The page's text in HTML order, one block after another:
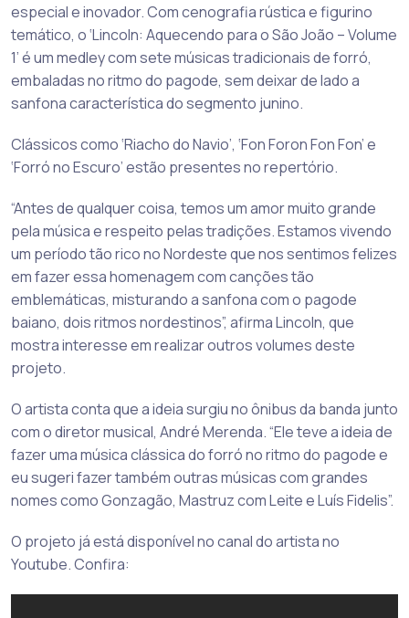
especial e inovador. Com cenografia rústica e figurino
temático, o ‘Lincoln: Aquecendo para o São João – Volume
1’ é um medley com sete músicas tradicionais de forró,
embaladas no ritmo do pagode, sem deixar de lado a
sanfona característica do segmento junino.
Clássicos como ‘Riacho do Navio’, ‘Fon Foron Fon Fon’ e
‘Forró no Escuro’ estão presentes no repertório.
“Antes de qualquer coisa, temos um amor muito grande
pela música e respeito pelas tradições. Estamos vivendo
um período tão rico no Nordeste que nos sentimos felizes
em fazer essa homenagem com canções tão
emblemáticas, misturando a sanfona com o pagode
baiano, dois ritmos nordestinos”, afirma Lincoln, que
mostra interesse em realizar outros volumes deste
projeto.
O artista conta que a ideia surgiu no ônibus da banda junto
com o diretor musical, André Merenda. “Ele teve a ideia de
fazer uma música clássica do forró no ritmo do pagode e
eu sugeri fazer também outras músicas com grandes
nomes como Gonzagão, Mastruz com Leite e Luís Fidelis”.
O projeto já está disponível no canal do artista no
Youtube. Confira: